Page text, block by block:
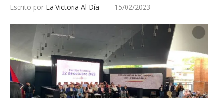
Escrito por La Victoria Al Día 15/02/2023